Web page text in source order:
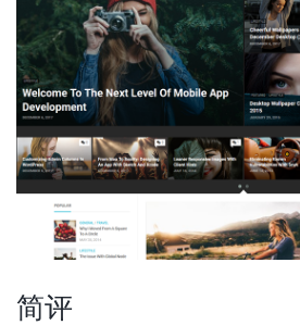
简评